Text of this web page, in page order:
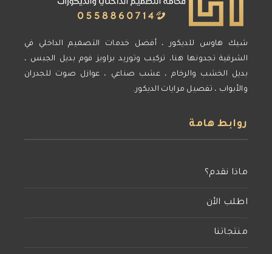
شيك هاوس للديكور ، أفضل خدمات التصميم الداخلي في
الشرقية تجدونها هنا، تركيب وتوريد براويز فوم بديل الجبس ،
بديل الخشب والرخام ، عشب صناعي ، عوازل صوت للجدران
والأبواب ، تفصيل مرايات الديكور.
روابط هامة
ماذا نقدم؟
اطلب الأن
منتجاتنا